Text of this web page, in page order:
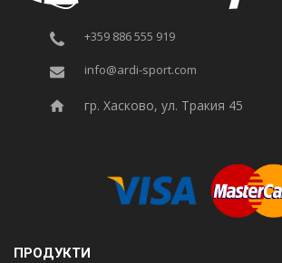
+359 886 555 919
info@ardi-sport.com
гр. Хасково, ул. Тракия 45
ПРОДУКТИ